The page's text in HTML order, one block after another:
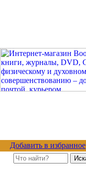
Добавить в избранное